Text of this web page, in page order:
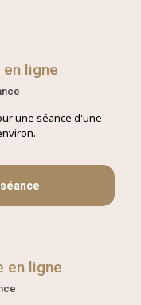
ligne
une séance d'une
en ligne